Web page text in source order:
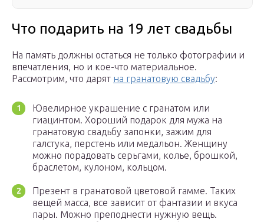
Что подарить на 19 лет свадьбы
На память должны остаться не только фотографии и
впечатления, но и кое-что материальное.
Рассмотрим, что дарят на гранатовую свадьбу:
Ювелирное украшение с гранатом или
гиацинтом. Хороший подарок для мужа на
гранатовую свадьбу запонки, зажим для
галстука, перстень или медальон. Женщину
можно порадовать серьгами, колье, брошкой,
браслетом, кулоном, кольцом.
Презент в гранатовой цветовой гамме. Таких
вещей масса, все зависит от фантазии и вкуса
пары. Можно преподнести нужную вещь.